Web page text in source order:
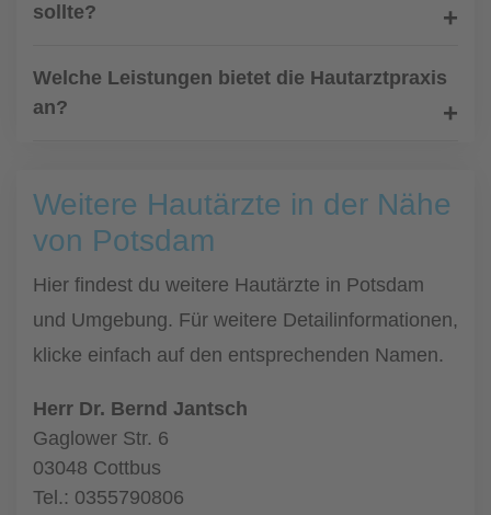
sollte?
Welche Leistungen bietet die Hautarztpraxis
an?
Weitere Hautärzte in der Nähe
von Potsdam
Hier findest du weitere Hautärzte in Potsdam
und Umgebung. Für weitere Detailinformationen,
klicke einfach auf den entsprechenden Namen.
Herr Dr. Bernd Jantsch
Gaglower Str. 6
03048 Cottbus
Tel.: 0355790806